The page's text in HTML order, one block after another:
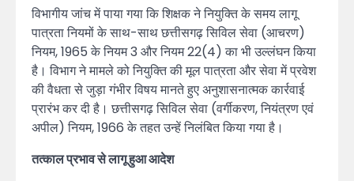
विभागीय जांच में पाया गया कि शिक्षक ने नियुक्ति के समय लागू
पात्रता नियमों के साथ-साथ छत्तीसगढ़ सिविल सेवा (आचरण)
नियम, 1965 के नियम 3 और नियम 22(4) का भी उल्लंघन किया
है। विभाग ने मामले को नियुक्ति की मूल पात्रता और सेवा में प्रवेश
की वैधता से जुड़ा गंभीर विषय मानते हुए अनुशासनात्मक कार्रवाई
प्रारंभ कर दी है। छत्तीसगढ़ सिविल सेवा (वर्गीकरण, नियंत्रण एवं
अपील) नियम, 1966 के तहत उन्हें निलंबित किया गया है।
तत्काल प्रभाव से लागू हुआ आदेश